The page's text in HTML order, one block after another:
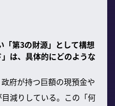
「第3の財源」として構想
は、具体的にどのような
府が持つ巨額の現預金や
減りしている。この「何